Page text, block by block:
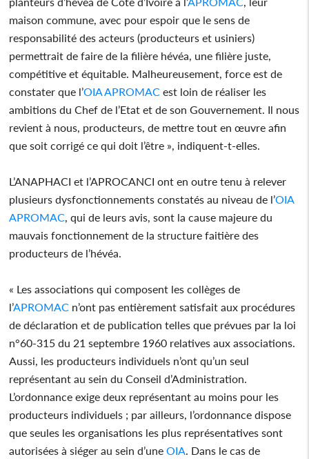
maison commune, avec pour espoir que le sens de
responsabilité des acteurs (producteurs et usiniers)
permettrait de faire de la filière hévéa, une filière juste,
compétitive et équitable. Malheureusement, force est de
constater que l’OIA APROMAC est loin de réaliser les
ambitions du Chef de l’Etat et de son Gouvernement. Il nous
revient à nous, producteurs, de mettre tout en œuvre afin
que soit corrigé ce qui doit l’être », indiquent-t-elles.
L’ANAPHACI et l’APROCANCI ont en outre tenu à relever
plusieurs dysfonctionnements constatés au niveau de l’OIA
APROMAC , qui de leurs avis, sont la cause majeure du
mauvais fonctionnement de la structure faitière des
producteurs de l’hévéa.
« Les associations qui composent les collèges de
l’APROMAC n’ont pas entièrement satisfait aux procédures
de déclaration et de publication telles que prévues par la loi
n°60-315 du 21 septembre 1960 relatives aux associations.
Aussi, les producteurs individuels n’ont qu’un seul
représentant au sein du Conseil d’Administration.
L’ordonnance exige deux représentant au moins pour les
producteurs individuels ; par ailleurs, l’ordonnance dispose
que seules les organisations les plus représentatives sont
autorisées à siéger au sein d’uneOIA . Dans le cas de